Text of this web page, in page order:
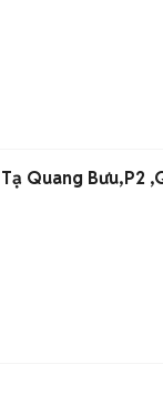
Quang Bưu,P2